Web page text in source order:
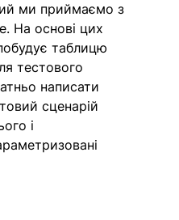
ми приймаємо з
На основі цих
таблицю
тестового
написати
сценарій
і